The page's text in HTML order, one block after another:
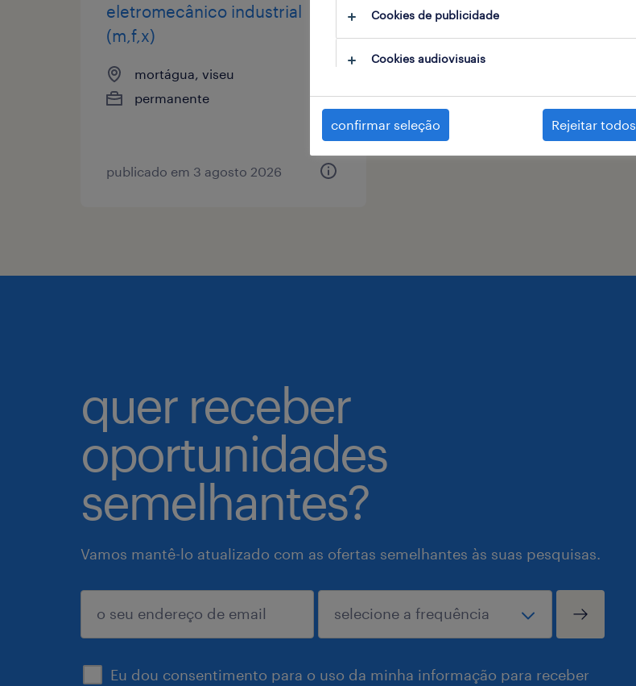
eletromecânico industrial
(m,f,x)
mortágua, viseu
permanente
publicado em 3 agosto 2026
quer receber
oportunidades
semelhantes?
Vamos mantê-lo atualizado com as ofertas semelhantes às suas pesquisas.
Eu dou consentimento para o uso da minha informação para receber
enviar
Cookies de publicidade
Cookies audiovisuais
confirmar seleção Rejeitar todos